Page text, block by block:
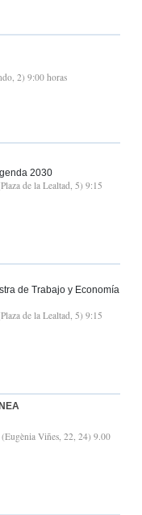
2) 9:00 horas
2030
de la Lealtad, 5) 9:15
de Trabajo y Economía
de la Lealtad, 5) 9:15
Viñes, 22, 24) 9.00